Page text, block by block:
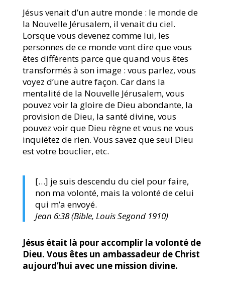
Jésus venait d’un autre monde : le monde de
la Nouvelle Jérusalem, il venait du ciel.
Lorsque vous devenez comme lui, les
personnes de ce monde vont dire que vous
êtes différents parce que quand vous êtes
transformés à son image : vous parlez, vous
voyez d’une autre façon. Car dans la
mentalité de la Nouvelle Jérusalem, vous
pouvez voir la gloire de Dieu abondante, la
provision de Dieu, la santé divine, vous
pouvez voir que Dieu règne et vous ne vous
inquiétez de rien. Vous savez que seul Dieu
est votre bouclier, etc.
[…] je suis descendu du ciel pour faire,
non ma volonté, mais la volonté de celui
qui m’a envoyé.
Jean 6:38 (Bible, Louis Segond 1910)
Jésus était là pour accomplir la volonté de
Dieu. Vous êtes un ambassadeur de Christ
aujourd’hui avec une mission divine.